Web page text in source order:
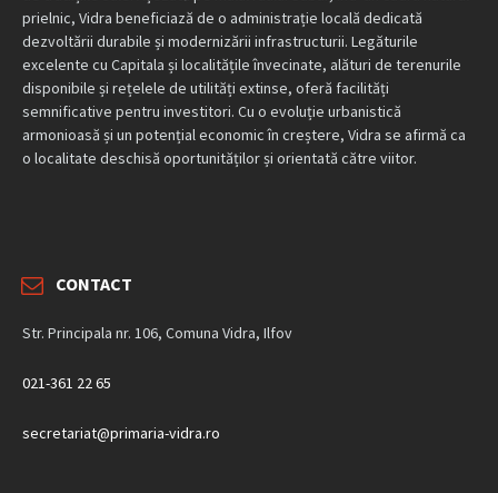
prielnic, Vidra beneficiază de o administrație locală dedicată
dezvoltării durabile și modernizării infrastructurii. Legăturile
excelente cu Capitala și localitățile învecinate, alături de terenurile
disponibile și rețelele de utilități extinse, oferă facilități
semnificative pentru investitori. Cu o evoluție urbanistică
armonioasă și un potențial economic în creștere, Vidra se afirmă ca
o localitate deschisă oportunităților și orientată către viitor.
CONTACT
Str. Principala nr. 106, Comuna Vidra, Ilfov
021-361 22 65
secretariat@primaria-vidra.ro